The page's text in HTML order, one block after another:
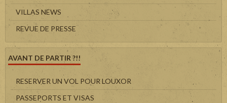
VILLAS NEWS
REVUE DE PRESSE
AVANT DE PARTIR ?!!
RESERVER UN VOL POUR LOUXOR
PASSEPORTS ET VISAS